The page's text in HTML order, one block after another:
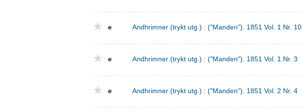
e Andhrimner (trykt utg.) : ("Manden"). 1851 Vol. 1 Nr. 10
e Andhrimner (trykt utg.) : ("Manden"). 1851 Vol. 1 Nr. 3
e Andhrimner (trykt utg.) : ("Manden"). 1851 Vol. 2 Nr. 4